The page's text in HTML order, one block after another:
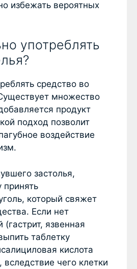
избежать вероятных
употреблять
средство во
множество
продукт
подход позволит
воздействие
застолья,
принять
который свяжет
Если нет
(гастрит, язвенная
таблетку
кислота
чего клетки